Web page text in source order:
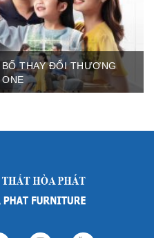
THAY ĐỔI THƯƠNG